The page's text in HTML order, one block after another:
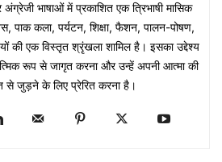
अंग्रेजी भाषाओं में प्रकाशित एक त्रिभाषी मासिक
पाक कला, पर्यटन, शिक्षा, फैशन, पालन-पोषण,
की एक विस्तृत श्रृंखला शामिल है। इसका उद्देश्य
रूप से जागृत करना और उन्हें अपनी आत्मा की
से जुड़ने के लिए प्रेरित करना है।